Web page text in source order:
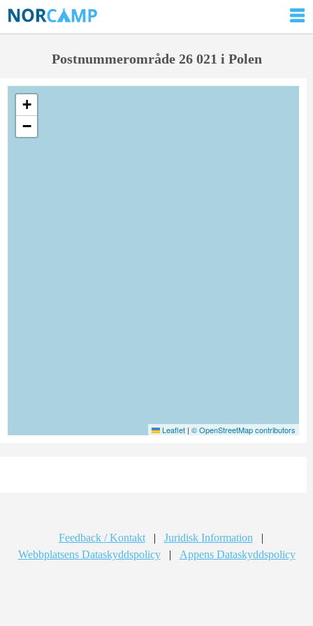
Postnummerområde 26 021 i Polen
+
−
Leaflet | © OpenStreetMap contributors
Feedback / Kontakt | Juridisk Information
|
Webbplatsens Dataskyddspolicy
| Appens Dataskyddspolicy